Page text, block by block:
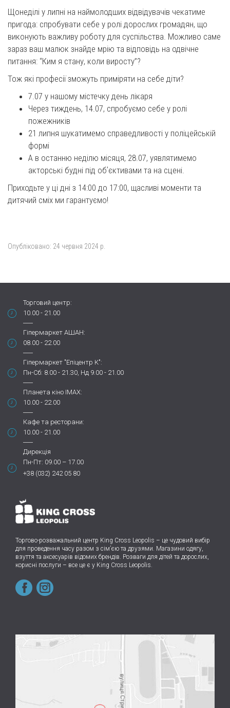
Щонеділі у липні на наймолодших відвідувачів чекатиме
пригода: спробувати себе у ролі дорослих громадян, що
виконують важливу роботу для суспільства. Можливо саме
зараз ваш малюк знайде мрію та відповідь на одвічне
питання: “Ким я стану, коли виросту”?
Тож які професії зможуть приміряти на себе діти?
7.07 у нашому містечку день лікаря
Через тиждень, 14.07, спробуємо себе у ролі
пожежників
21 липня шукатимемо справедливості у поліцейській
формі
А в останню неділю місяця, 28.07, уявлятимемо
акторські будні під обʼєктивами та на сцені.
Приходьте у ці дні з 14:00 до 17:00, щасливі моменти та
дитячий сміх ми гарантуємо!
Опубліковано: 24 червня 2024 р.
Торговий центр:
10.00 - 21.00
Гіпермаркет АШАН:
08.00 - 22.00
Гіпермаркет "Епіцентр К":
Пн-Сб: 8.00 - 21.30, Нд 9.00 - 21.00
Планета кіно IMAX:
10.00 - 22.00
Кафе та ресторани:
10.00 - 21.00
Дирекція
Пн-Пт: 09.00 – 17.00
+38 (032) 242 05 80
Торгово-розважальний центр King Cross Leopolis – це чудовий вибір
для проведення часу разом з сім’єю та друзями. Магазини одягу,
взуття та аксесуарів відомих брендів. Розваги для дітей та дорослих,
корисні послуги – все це є у King Cross Leopolis.